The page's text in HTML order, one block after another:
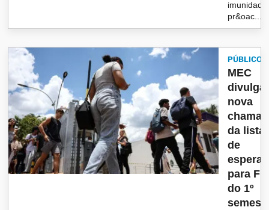
pr&oac...
PÚBLICO
MEC
divulga
nova
da lista
de
espera
para
do 1º